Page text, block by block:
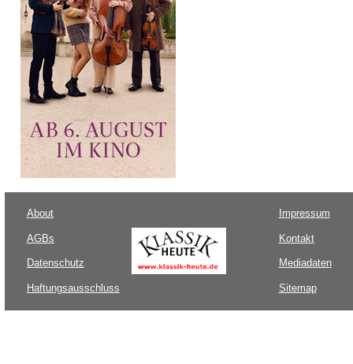
About
AGBs
Datenschutz
Haftungsausschluss
Impressum
Kontakt
Mediadaten
Sitemap